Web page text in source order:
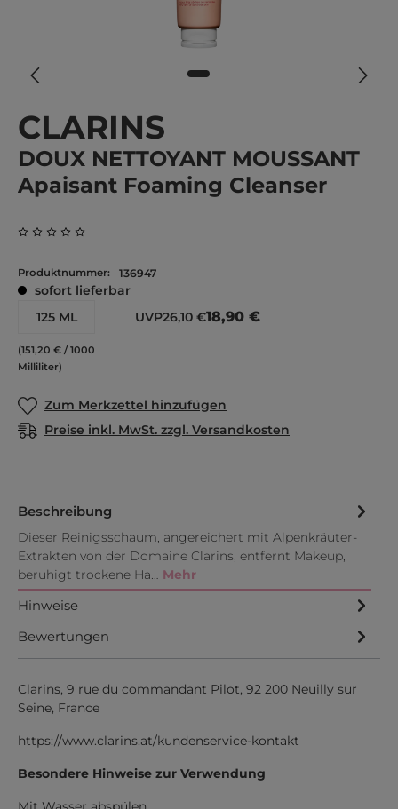
CLARINS
DOUX NETTOYANT MOUSSANT
Apaisant Foaming Cleanser
Produktnummer: 136947
sofort lieferbar
125 ML
(151,20 € / 1000
Milliliter)
UVP26,10 €18,90 €
Zum Merkzettel hinzufügen
Preise inkl. MwSt. zzgl. Versandkosten
Beschreibung
Dieser Reinigsschaum, angereichert mit Alpenkräuter-
Extrakten von der Domaine Clarins, entfernt Makeup,
beruhigt trockene Ha… Mehr
Hinweise
Bewertungen
Clarins, 9 rue du commandant Pilot, 92 200 Neuilly sur
Seine, France
https://www.clarins.at/kundenservice-kontakt
Besondere Hinweise zur Verwendung